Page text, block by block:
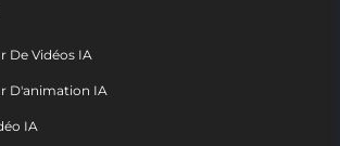
De Vidéos IA
D'animation IA
IA